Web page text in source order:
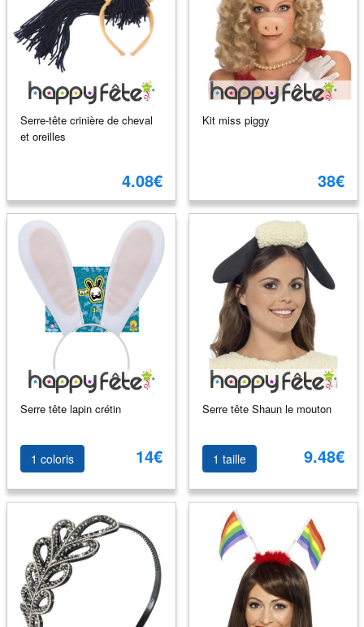
Serre-tête crinière de cheval
et oreilles
4.08€
Kit miss piggy
38€
Serre tête lapin crétin
1 coloris 14€
Serre tête Shaun le mouton
1 taille 9.48€